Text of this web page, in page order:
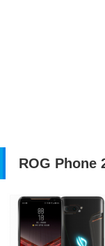
ROG Phone